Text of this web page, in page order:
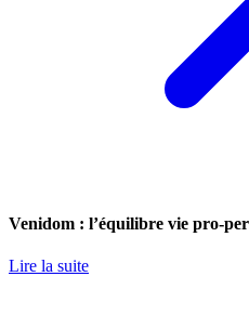
Venidom : l’équilibre vie pro-
Lire la suite